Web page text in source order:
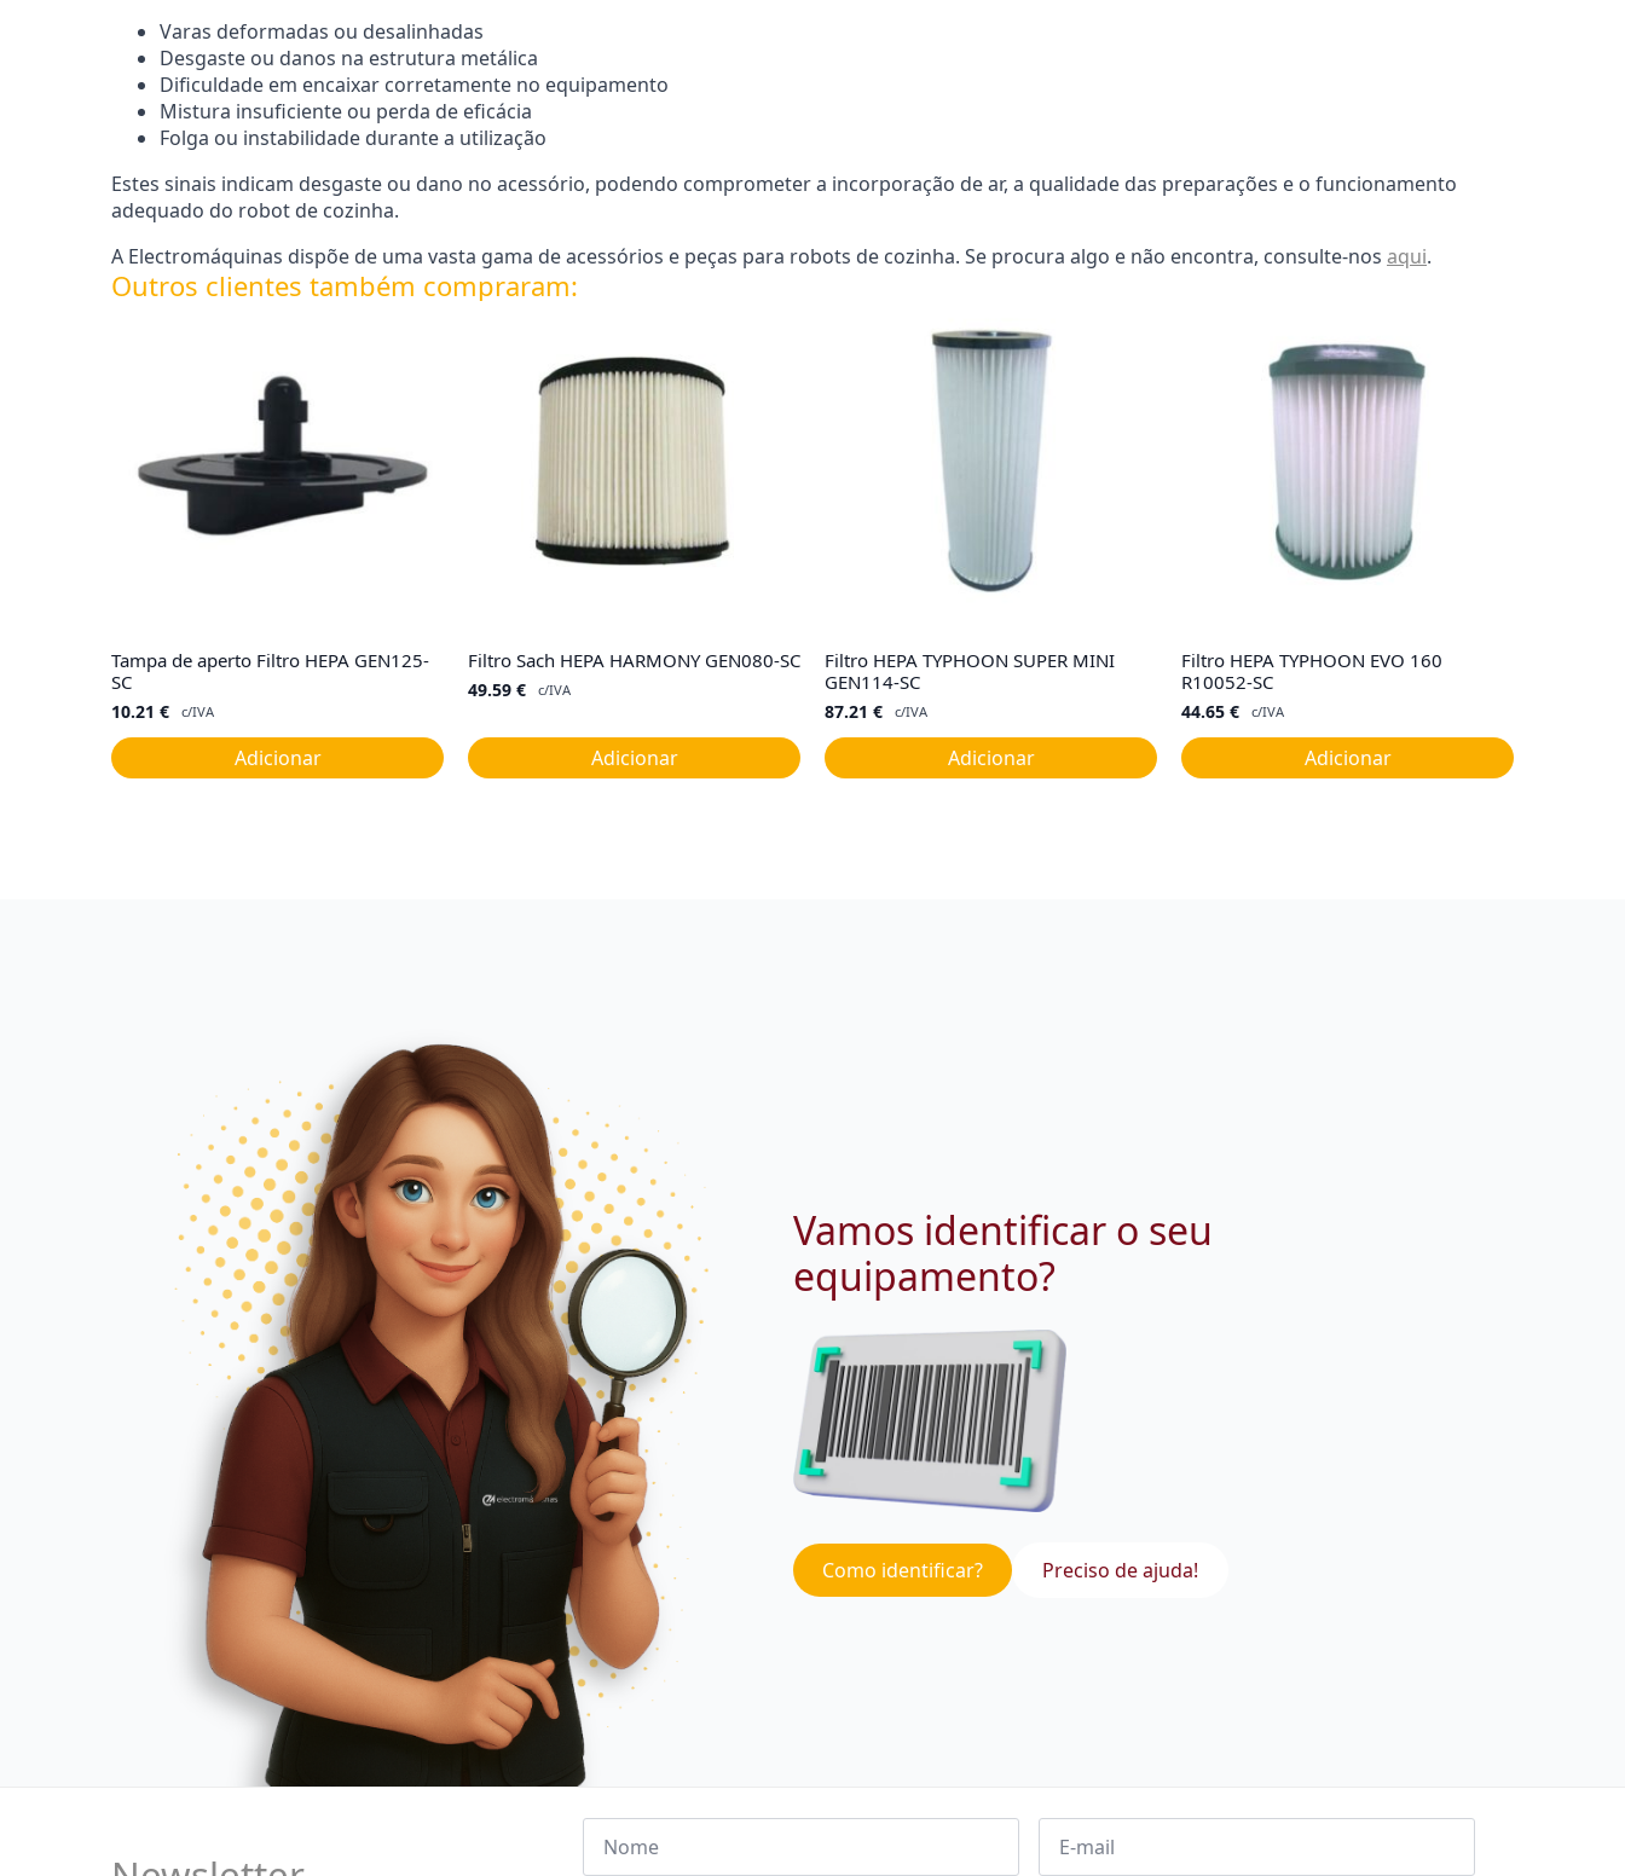
Varas deformadas ou desalinhadas
Desgaste ou danos na estrutura metálica
Dificuldade em encaixar corretamente no equipamento
Mistura insuficiente ou perda de eficácia
Folga ou instabilidade durante a utilização
Estes sinais indicam desgaste ou dano no acessório, podendo comprometer a incorporação de ar, a qualidade das preparações e o funcionamento
adequado do robot de cozinha.
A Electromáquinas dispõe de uma vasta gama de acessórios e peças para robots de cozinha. Se procura algo e não encontra, consulte-nos aqui.
Outros clientes também compraram:
Tampa de aperto Filtro HEPA GEN125-
SC
10.21 € c/IVA
Adicionar
Filtro Sach HEPA HARMONY GEN080-SC
49.59 € c/IVA
Adicionar
Filtro HEPA TYPHOON SUPER MINI
GEN114-SC
87.21 € c/IVA
Adicionar
Filtro HEPA TYPHOON EVO 160
R10052-SC
44.65 € c/IVA
Adicionar
Vamos identificar o seu
equipamento?
Como identificar? Preciso de ajuda!
Nome Email